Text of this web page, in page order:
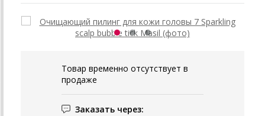
Товар временно отсутствует в
продаже
Заказать через: